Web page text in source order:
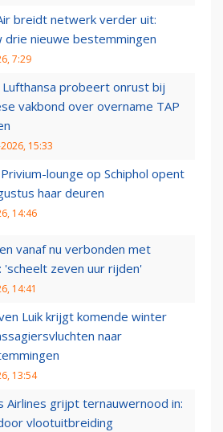
breidt netwerk verder uit:
drie nieuwe bestemmingen
7:29
probeert onrust bij
vakbond over overname TAP
15:33
lounge op Schiphol opent
haar deuren
14:46
vanaf nu verbonden met
'scheelt zeven uur rijden'
14:41
Luik krijgt komende winter
naar
13:54
Airlines grijpt ternauwernood in:
vlootuitbreiding